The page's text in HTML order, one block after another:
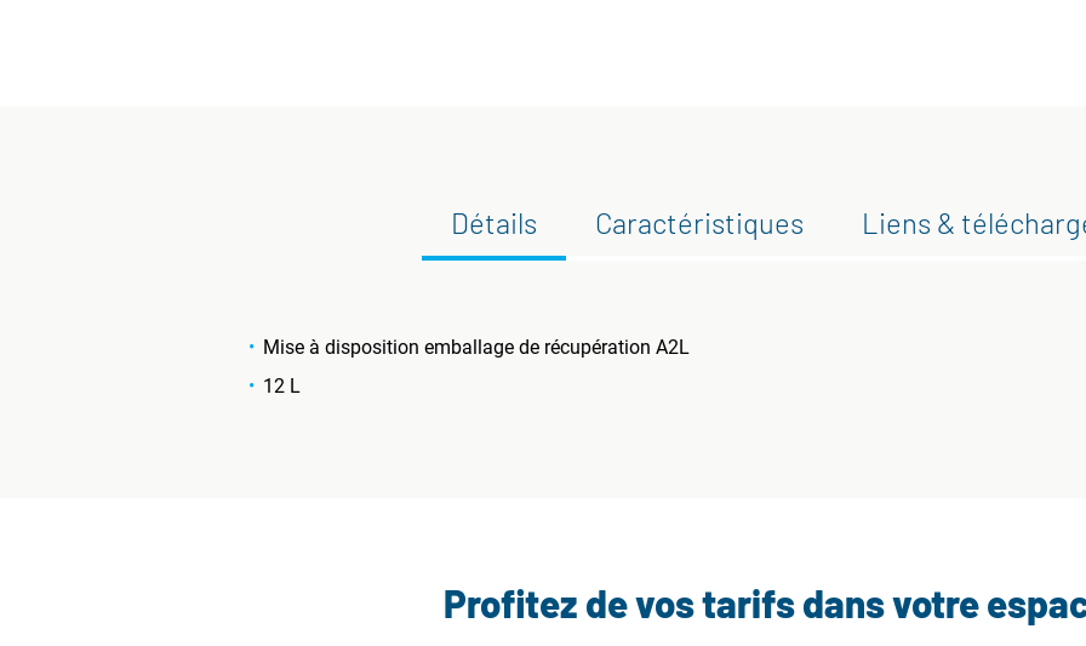
Détails Caractéristiques Liens &
Mise à disposition emballage de récupération A2L
12 L
Profitez de vos tarifs dans votre